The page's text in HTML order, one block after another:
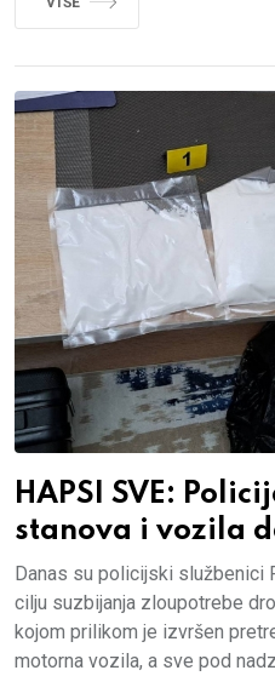
HAPSI SVE:
stanova i vozila
Danas su policijski službenici
cilju suzbijanja zloupotrebe
kojom prilikom je izvršen
motorna vozila, a sve pod